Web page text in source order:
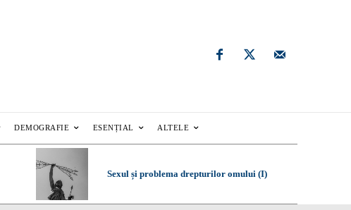
DEMOGRAFIE ESENȚIAL ALTELE
Sexul și problema drepturilor omului (I)